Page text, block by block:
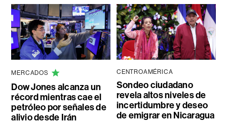
MERCADOS
Dow Jones alcanza un
récord mientras cae el
petróleo por señales de
alivio desde Irán
CENTROAMÉRICA
Sondeo ciudadano
revela altos niveles de
incertidumbre y deseo
de emigrar en Nicaragua